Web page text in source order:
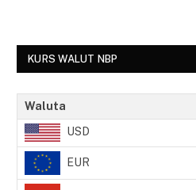
KURS WALUT NBP
Waluta
USD
EUR